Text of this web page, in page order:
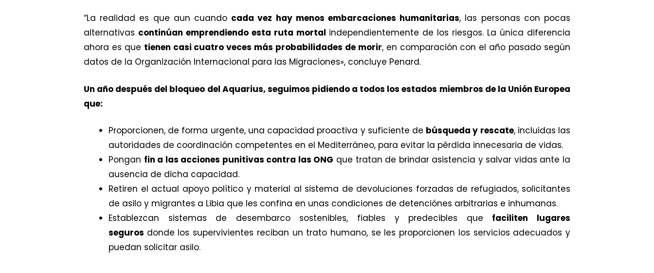
“La realidad es que aun cuando cada vez hay menos embarcaciones humanitarias, las personas con pocas
alternativas continúan emprendiendo esta ruta mortal independientemente de los riesgos. La única diferencia
ahora es que tienen casi cuatro veces más probabilidades de morir, en comparación con el año pasado según
datos de la Organización Internacional para las Migraciones», concluye Penard.
Un año después del bloqueo del Aquarius, seguimos pidiendo a todos los estados miembros de la Unión Europea
que:
Proporcionen, de forma urgente, una capacidad proactiva y suficiente de búsqueda y rescate, incluidas las
autoridades de coordinación competentes en el Mediterráneo, para evitar la pérdida innecesaria de vidas.
Pongan fin a las acciones punitivas contra las ONG que tratan de brindar asistencia y salvar vidas ante la
ausencia de dicha capacidad.
Retiren el actual apoyo político y material al sistema de devoluciones forzadas de refugiados, solicitantes
de asilo y migrantes a Libia que les confina en unas condiciones de detenciónes arbitrarias e inhumanas.
Establezcan sistemas de desembarco sostenibles, fiables y predecibles que faciliten lugares
seguros donde los supervivientes reciban un trato humano, se les proporcionen los servicios adecuados y
puedan solicitar asilo.